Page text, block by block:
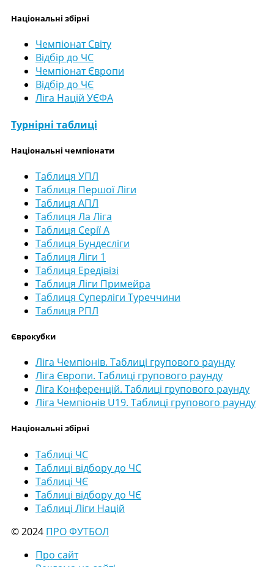
Національні збірні
Чемпіонат Світу
Відбір до ЧС
Чемпіонат Європи
Відбір до ЧЄ
Ліга Націй УЄФА
Турнірні таблиці
Національні чемпіонати
Таблиця УПЛ
Таблиця Першої Ліги
Таблиця АПЛ
Таблиця Ла Ліга
Таблиця Серії А
Таблиця Бундесліги
Таблиця Ліги 1
Таблиця Ередівізі
Таблиця Ліги Примейра
Таблиця Суперліги Туреччини
Таблиця РПЛ
Єврокубки
Ліга Чемпіонів. Таблиці групового раунду
Ліга Європи. Таблиці групового раунду
Ліга Конференцій. Таблиці групового раунду
Ліга Чемпіонів U19. Таблиці групового раунду
Національні збірні
Таблиці ЧС
Таблиці відбору до ЧС
Таблиці ЧЄ
Таблиці відбору до ЧЄ
Таблиці Ліги Націй
© 2024 ПРО ФУТБОЛ
Про сайт